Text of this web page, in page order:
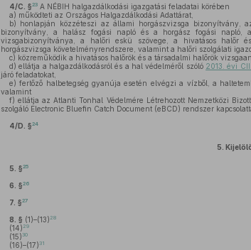
4/C. §23 A NÉBIH halgazdálkodási igazgatási feladatai körében
a) működteti az Országos Halgazdálkodási Adattárat,
b) honlapján közzéteszi az állami horgászvizsga bizonyítvány,
bizonyítvány, a halász fogási napló és a horgász fogási napló,
vizsgabizonyítványa, a halőri eskü szövege, a hivatásos halőr
horgászvizsga követelményrendszere, valamint a halőri szolgálati
c) közreműködik a hivatásos halőrök és a társadalmi halőrök
d) ellátja a halgazdálkodásról és a hal védelméről szóló 2013. évi
járó feladatokat,
e) fertőző halbetegség gyanúja esetén elvégzi a vízből, a
valamint
f) ellátja az Atlanti Tonhal Védelmére Létrehozott Nemzetközi
szolgáló Electronic Bluefin Catch Document (eBCD) rendszer
4/D. §24
5.
5. §25
6. §26
7. §27
8. § (1)–(13) 28
(14) 29
(15) 30
(16)–(17) 31